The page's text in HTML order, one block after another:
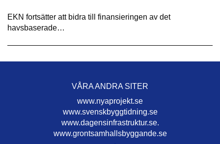
EKN fortsätter att bidra till finansieringen av det
havsbaserade…
VÅRA ANDRA SITER
www.nyaprojekt.se
www.svenskbyggtidning.se
www.dagensinfrastruktur.se.
www.grontsamhallsbyggande.se